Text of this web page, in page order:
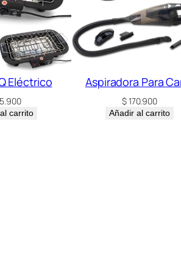
Eléctrico
carrito
Aspiradora Para
$170.900
Añadir al carrito